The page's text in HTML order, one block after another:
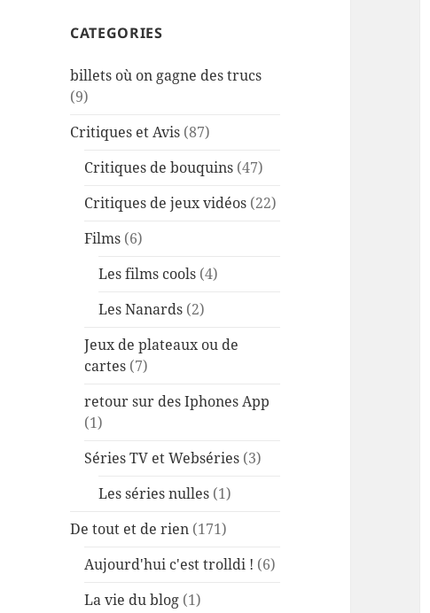
CATEGORIES
billets où on gagne des trucs
(9)
Critiques et Avis (87)
Critiques de bouquins (47)
Critiques de jeux vidéos (22)
Films (6)
Les films cools (4)
Les Nanards (2)
Jeux de plateaux ou de
cartes (7)
retour sur des Iphones App
(1)
Séries TV et Webséries (3)
Les séries nulles (1)
De tout et de rien (171)
Aujourd'hui c'est trolldi ! (6)
La vie du blog (1)